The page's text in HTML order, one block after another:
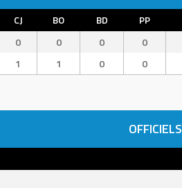
CJ BO BD PP
0 0 0 0
1 1 0 0
OFFICIELS